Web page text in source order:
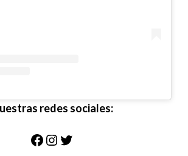
redes sociales:
Facebook
Instagram
Twitter